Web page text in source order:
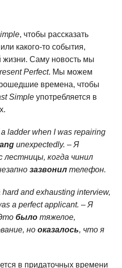
, чтобы рассказать
какого-то события,
Саму новость мы
Perfect. Мы можем
времена, чтобы
Simple употребляется в
ladder when I was repairing
unexpectedly. – Я
лестницы, когда чинил
зазвонил телефон.
hard and exhausting interview,
a perfect applicant. – Я
было тяжелое,
но оказалось, что я
в придаточных времени